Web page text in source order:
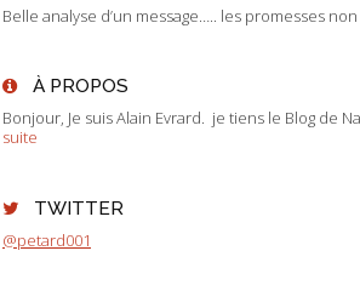
Belle analyse d’un message….. les promesses
À PROPOS
Bonjour, Je suis Alain Evrard. je tiens le Blog de
suite
TWITTER
@petard001